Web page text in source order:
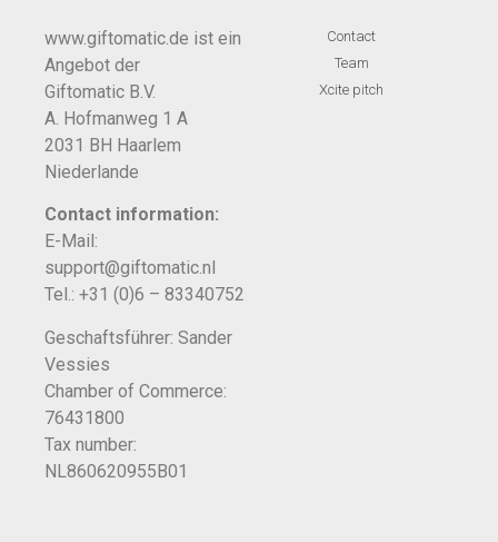
www.giftomatic.de ist ein
Angebot der
Giftomatic B.V.
A. Hofmanweg 1 A
2031 BH Haarlem
Niederlande
Contact information:
E-Mail:
support@giftomatic.nl
Tel.: +31 (0)6 – 83340752
Geschaftsführer: Sander
Vessies
Chamber of Commerce:
76431800
Tax number:
NL860620955B01
Contact
Team
Xcite pitch